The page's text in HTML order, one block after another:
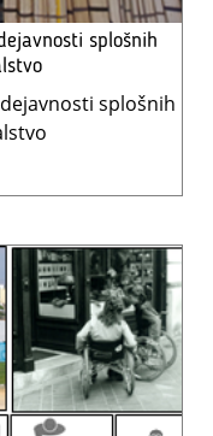
splošnih
splošnih